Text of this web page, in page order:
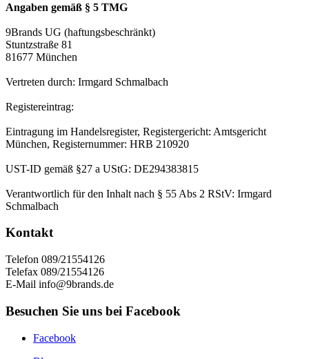
Angaben gemäß § 5 TMG
9Brands UG (haftungsbeschränkt)
Stuntzstraße 81
81677 München
Vertreten durch: Irmgard Schmalbach
Registereintrag:
Eintragung im Handelsregister, Registergericht: Amtsgericht
München, Registernummer: HRB 210920
UST-ID gemäß §27 a UStG: DE294383815
Verantwortlich für den Inhalt nach § 55 Abs 2 RStV: Irmgard
Schmalbach
Kontakt
Telefon 089/21554126
Telefax 089/21554126
E-Mail info@9brands.de
Besuchen Sie uns bei Facebook
Facebook